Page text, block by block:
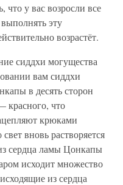
у вас возросли все
эту
возрастёт.
сиддхи могущества
вам сиддхи
в десять сторон
красного, что
крюками
вновь растворяется
сердца ламы Цонкапы
исходит множество
из сердца